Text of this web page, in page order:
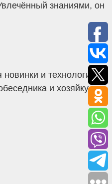
знаниями, он
и технологии,
и хозяйку.